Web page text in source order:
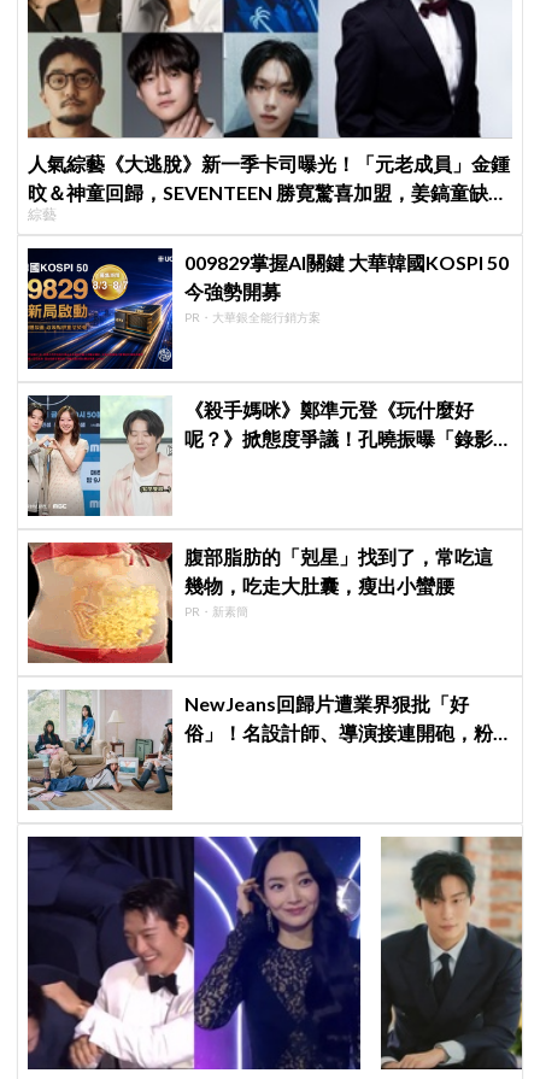
人氣綜藝《大逃脫》新一季卡司曝光！「元老成員」金鍾
旼＆神童回歸，SEVENTEEN 勝寛驚喜加盟，姜鎬童缺席
成最大焦點
綜藝
009829掌握AI關鍵 大華韓國KOSPI 50
今強勢開募
PR・大華銀全能行銷方案
《殺手媽咪》鄭準元登《玩什麼好
呢？》掀態度爭議！孔曉振曝「錄影
腹部脂肪的「剋星」找到了，常吃這
幾物，吃走大肚囊，瘦出小蠻腰
PR・新素簡
NewJeans回歸片遭業界狠批「好
俗」！名設計師、導演接連開砲，粉